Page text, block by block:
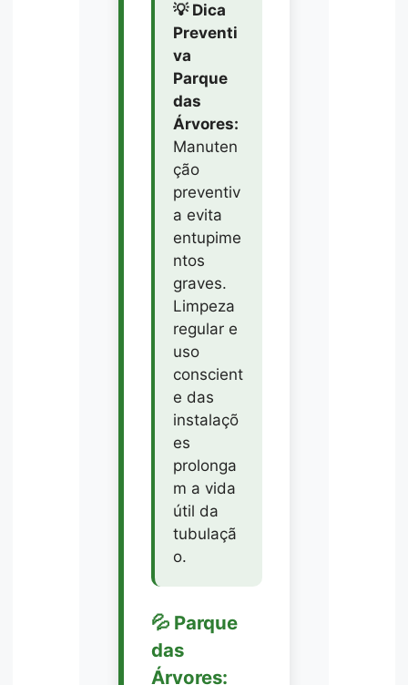
💡 Dica
Preventi
va
Parque
das
Árvores:
Manuten
ção
preventiv
a evita
entupime
ntos
graves.
Limpeza
regular e
uso
conscient
e das
instalaçõ
es
prolonga
m a vida
útil da
tubulaçã
o.
💦 Parque
das
Árvores: